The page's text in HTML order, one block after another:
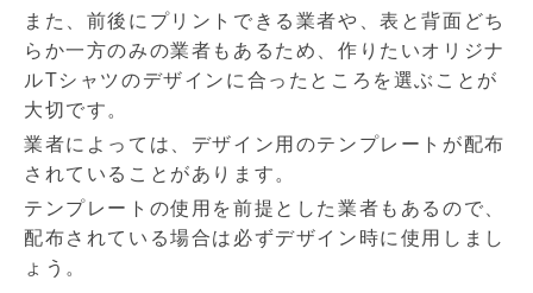
また、前後にプリントできる業者や、表と背面どち
らか一方のみの業者もあるため、作りたいオリジナ
ルTシャツのデザインに合ったところを選ぶことが
大切です。
業者によっては、デザイン用のテンプレートが配布
されていることがあります。
テンプレートの使用を前提とした業者もあるので、
配布されている場合は必ずデザイン時に使用しまし
ょう。